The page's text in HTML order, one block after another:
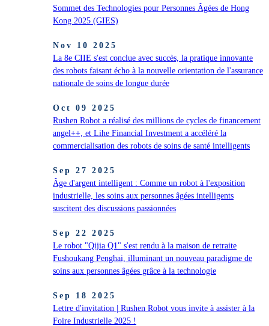
Sommet des Technologies pour Personnes Âgées de Hong
Kong 2025 (GIES)
Nov 10 2025
La 8e CIIE s'est conclue avec succès, la pratique innovante
des robots faisant écho à la nouvelle orientation de l'assurance
nationale de soins de longue durée
Oct 09 2025
Rushen Robot a réalisé des millions de cycles de financement
angel++, et Lihe Financial Investment a accéléré la
commercialisation des robots de soins de santé intelligents
Sep 27 2025
Âge d'argent intelligent : Comme un robot à l'exposition
industrielle, les soins aux personnes âgées intelligents
suscitent des discussions passionnées
Sep 22 2025
Le robot "Qijia Q1" s'est rendu à la maison de retraite
Fushoukang Penghai, illuminant un nouveau paradigme de
soins aux personnes âgées grâce à la technologie
Sep 18 2025
Lettre d'invitation | Rushen Robot vous invite à assister à la
Foire Industrielle 2025 !